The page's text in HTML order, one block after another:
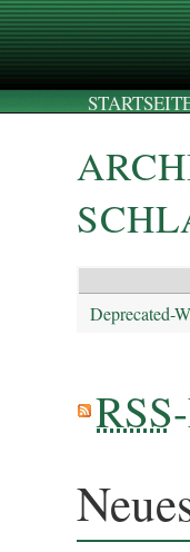
Deprecated-
RSS